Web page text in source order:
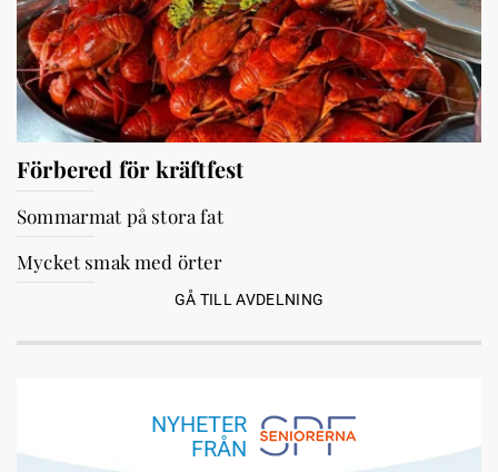
Förbered för kräftfest
Sommarmat på stora fat
Mycket smak med örter
GÅ TILL AVDELNING
NYHETER
FRÅN